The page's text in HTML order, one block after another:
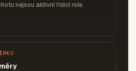
nejsou aktivní řídicí role.